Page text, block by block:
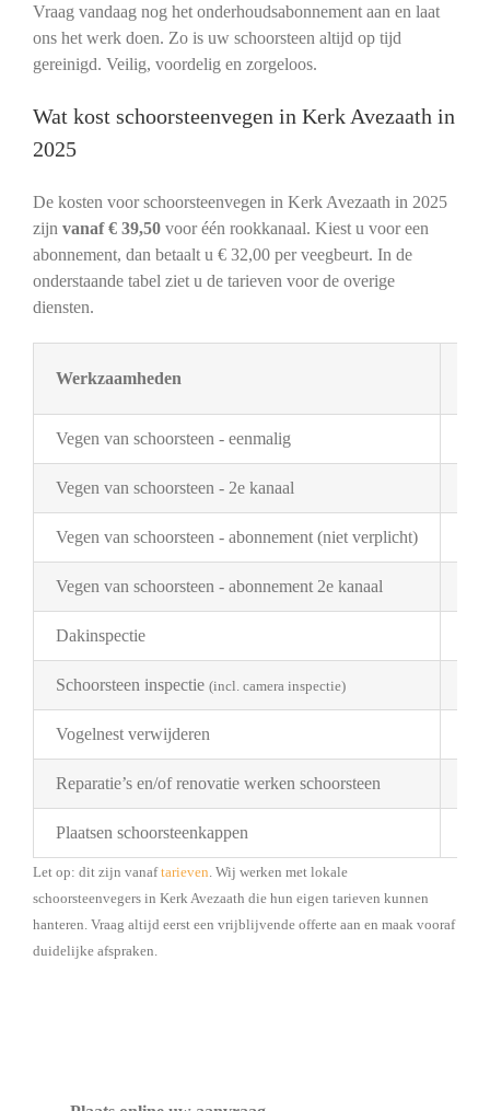
Vraag vandaag nog het onderhoudsabonnement aan en laat
ons het werk doen. Zo is uw schoorsteen altijd op tijd
gereinigd. Veilig, voordelig en zorgeloos.
Wat kost schoorsteenvegen in Kerk Avezaath in
2025
De kosten voor schoorsteenvegen in Kerk Avezaath in 2025
zijn vanaf € 39,50voor één rookkanaal. Kiest u voor een
abonnement, dan betaalt u € 32,00 per veegbeurt. In de
onderstaande tabel ziet u de tarieven voor de overige
diensten.
Werkzaamheden
Vegen van schoorsteen - eenmalig
Vegen van schoorsteen - 2e kanaal
Vegen van schoorsteen - abonnement (niet verplicht)
Vegen van schoorsteen - abonnement 2e kanaal
Dakinspectie
Schoorsteen inspectie (incl. camera inspectie)
Vogelnest verwijderen
Reparatie’s en/of renovatie werken schoorsteen
Plaatsen schoorsteenkappen
Let op: dit zijn vanaftarieven . Wij werken met lokale
schoorsteenvegers in Kerk Avezaath die hun eigen tarieven kunnen
hanteren. Vraag altijd eerst een vrijblijvende offerte aan en maak vooraf
duidelijke afspraken.